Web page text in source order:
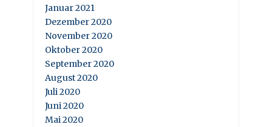
Januar 2021
Dezember 2020
November 2020
Oktober 2020
September 2020
August 2020
Juli 2020
Juni 2020
Mai 2020